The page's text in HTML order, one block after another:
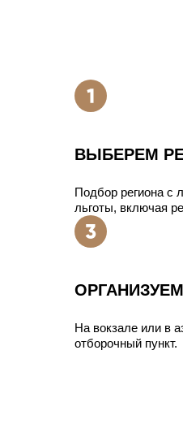
ВЫБЕРЕМ
Подбор региона с
льготы, включая
На вокзале или в
отборочный пункт.